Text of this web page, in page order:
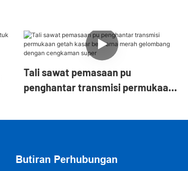
Tali sawat pemasaan pu
penghantar transmisi permukaan
gelombang dengan cengkaman
Butiran Perhubungan